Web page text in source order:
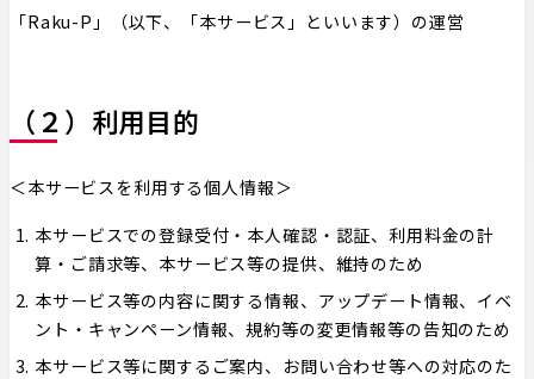
「Raku-P」（以下、「本サービス」といいます）の運営
（２）利用目的
＜本サービスを利用する個人情報＞
本サービスでの登録受付・本人確認・認証、利用料金の計
算・ご請求等、本サービス等の提供、維持のため
本サービス等の内容に関する情報、アップデート情報、イベ
ント・キャンペーン情報、規約等の変更情報等の告知のため
本サービス等に関するご案内、お問い合わせ等への対応のた